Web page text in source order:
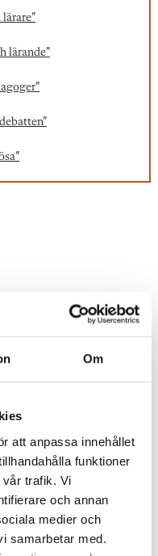
Om
att anpassa innehållet
funktioner
trafik. Vi
och annan
medier och
samarbetar med.
lärande”